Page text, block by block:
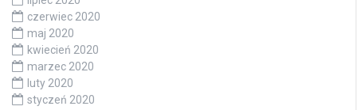
czerwiec 2020
maj 2020
kwiecień 2020
marzec 2020
luty 2020
styczeń 2020